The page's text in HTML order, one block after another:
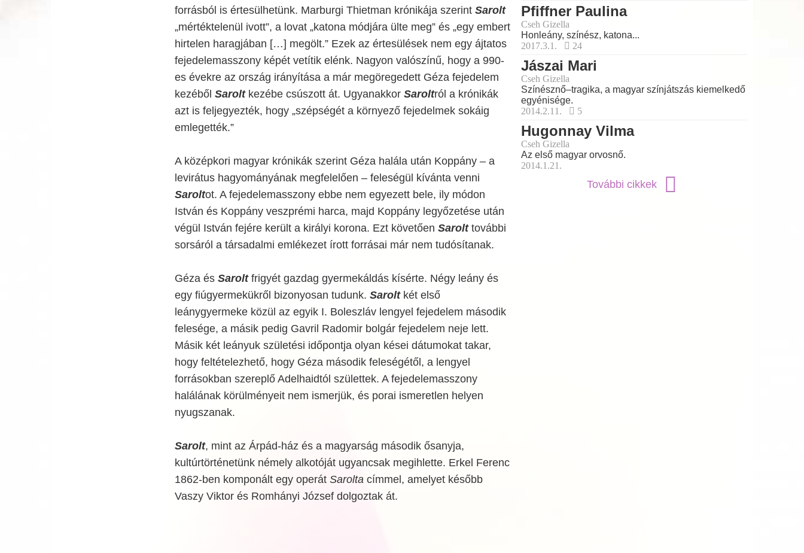
forrásból is értesülhetünk. Marburgi Thietman krónikája szerint Sarolt
„mértéktelenül ivott”, a lovat „katona módjára ülte meg” és „egy embert
hirtelen haragjában […] megölt.” Ezek az értesülések nem egy ájtatos
fejedelemasszony képét vetítik elénk. Nagyon valószínű, hogy a 990-
es évekre az ország irányítása a már megöregedett Géza fejedelem
kezéből Saroltkezébe csúszott át. Ugyanakkor Saroltról a krónikák
azt is feljegyezték, hogy „szépségét a környező fejedelmek sokáig
emlegették.”
A középkori magyar krónikák szerint Géza halála után Koppány – a
levirátus hagyományának megfelelően – feleségül kívánta venni
Saroltot. A fejedelemasszony ebbe nem egyezett bele, ily módon
István és Koppány veszprémi harca, majd Koppány legyőzetése után
végül István fejére került a királyi korona. Ezt követően Sarolttovábbi
sorsáról a társadalmi emlékezet írott forrásai már nem tudósítanak.
Géza és Saroltfrigyét gazdag gyermekáldás kísérte. Négy leány és
egy fiúgyermekükről bizonyosan tudunk. Saroltkét első
leánygyermeke közül az egyik I. Boleszláv lengyel fejedelem második
felesége, a másik pedig Gavril Radomir bolgár fejedelem neje lett.
Másik két leányuk születési időpontja olyan kései dátumokat takar,
hogy feltételezhető, hogy Géza második feleségétől, a lengyel
forrásokban szereplő Adelhaidtól születtek. A fejedelemasszony
halálának körülményeit nem ismerjük, és porai ismeretlen helyen
nyugszanak.
Sarolt, mint az Árpád-ház és a magyarság második ősanyja,
kultúrtörténetünk némely alkotóját ugyancsak megihlette. Erkel Ferenc
1862-ben komponált egy operát Saroltacímmel, amelyet később
Vaszy Viktor és Romhányi József dolgoztak át.
Pfiffner Paulina
Cseh Gizella
Honleány, színész, katona...
2017.3.1.
24
Jászai Mari
Cseh Gizella
Színésznő–tragika, a magyar színjátszás kiemelkedő
egyénisége.
2014.2.11.
5
Hugonnay Vilma
Cseh Gizella
Az első magyar orvosnő.
2014.1.21.
További cikkek